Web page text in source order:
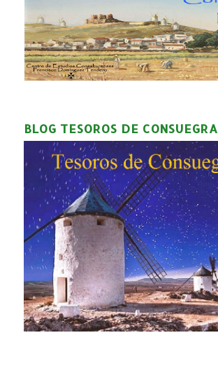
BLOG TESOROS DE CONSUEGRA